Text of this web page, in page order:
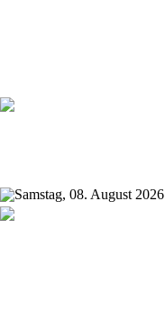
Samstag, 08. August 2026